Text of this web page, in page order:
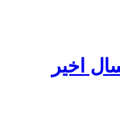
اخیر